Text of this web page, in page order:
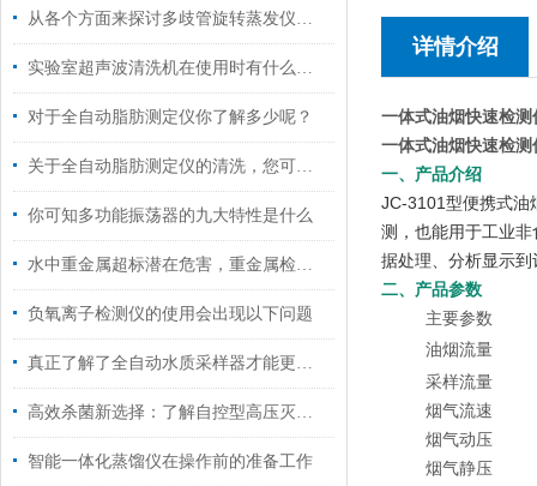
从各个方面来探讨多歧管旋转蒸发仪的技术特点
实验室超声波清洗机在使用时有什么技巧呢？
对于全自动脂肪测定仪你了解多少呢？
关于全自动脂肪测定仪的清洗，您可知晓？
你可知多功能振荡器的九大特性是什么
水中重金属超标潜在危害，重金属检测仪来帮忙
负氧离子检测仪的使用会出现以下问题
真正了解了全自动水质采样器才能更好的操作它
高效杀菌新选择：了解自控型高压灭菌锅的多功能应用！
智能一体化蒸馏仪在操作前的准备工作
详情介绍
一体式油烟快速检
一体式油烟快速检
一、产品介绍
JC-3101型便携式油
测，也能用于工业
据处理、分析显示
二、产品参数
主要参数
油烟流量
采样流量
烟气流速
烟气动压
烟气静压